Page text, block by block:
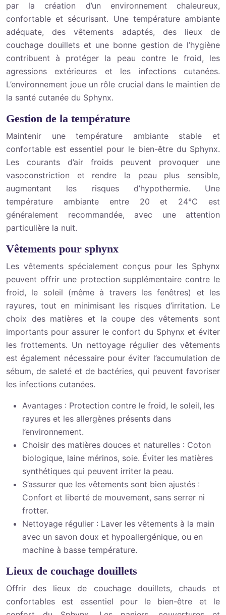
par la création d’un environnement chaleureux,
confortable et sécurisant. Une température ambiante
adéquate, des vêtements adaptés, des lieux de
couchage douillets et une bonne gestion de l’hygiène
contribuent à protéger la peau contre le froid, les
agressions extérieures et les infections cutanées.
L’environnement joue un rôle crucial dans le maintien de
la santé cutanée du Sphynx.
Gestion de la température
Maintenir une température ambiante stable et
confortable est essentiel pour le bien-être du Sphynx.
Les courants d’air froids peuvent provoquer une
vasoconstriction et rendre la peau plus sensible,
augmentant les risques d’hypothermie. Une
température ambiante entre 20 et 24°C est
généralement recommandée, avec une attention
particulière la nuit.
Vêtements pour sphynx
Les vêtements spécialement conçus pour les Sphynx
peuvent offrir une protection supplémentaire contre le
froid, le soleil (même à travers les fenêtres) et les
rayures, tout en minimisant les risques d’irritation. Le
choix des matières et la coupe des vêtements sont
importants pour assurer le confort du Sphynx et éviter
les frottements. Un nettoyage régulier des vêtements
est également nécessaire pour éviter l’accumulation de
sébum, de saleté et de bactéries, qui peuvent favoriser
les infections cutanées.
Avantages : Protection contre le froid, le soleil, les
rayures et les allergènes présents dans
l’environnement.
Choisir des matières douces et naturelles : Coton
biologique, laine mérinos, soie. Éviter les matières
synthétiques qui peuvent irriter la peau.
S’assurer que les vêtements sont bien ajustés :
Confort et liberté de mouvement, sans serrer ni
frotter.
Nettoyage régulier : Laver les vêtements à la main
avec un savon doux et hypoallergénique, ou en
machine à basse température.
Lieux de couchage douillets
Offrir des lieux de couchage douillets, chauds et
confortables est essentiel pour le bien-être et le